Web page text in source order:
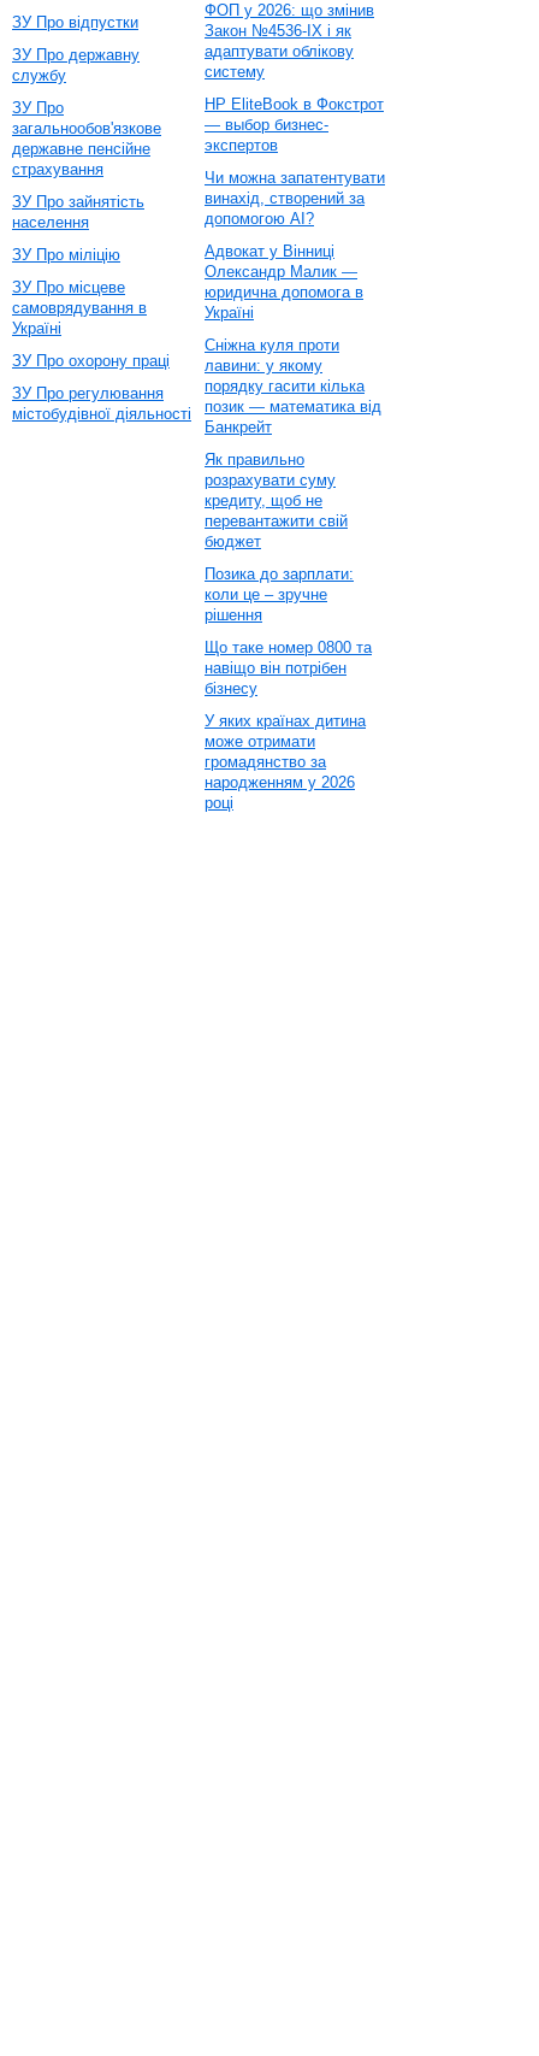
ЗУ Про відпустки
ЗУ Про державну
службу
ЗУ Про
загальнообов'язкове
державне пенсійне
страхування
ЗУ Про зайнятість
населення
ЗУ Про міліцію
ЗУ Про місцеве
самоврядування в
Україні
ЗУ Про охорону праці
ЗУ Про регулювання
містобудівної діяльності
ФОП у 2026: що змінив
Закон №4536-IX і як
адаптувати облікову
систему
HP EliteBook в Фокстрот
— выбор бизнес-
экспертов
Чи можна запатентувати
винахід, створений за
допомогою AI?
Адвокат у Вінниці
Олександр Малик —
юридична допомога в
Україні
Сніжна куля проти
лавини: у якому
порядку гасити кілька
позик — математика від
Банкрейт
Як правильно
розрахувати суму
кредиту, щоб не
перевантажити свій
бюджет
Позика до зарплати:
коли це – зручне
рішення
Що таке номер 0800 та
навіщо він потрібен
бізнесу
У яких країнах дитина
може отримати
громадянство за
народженням у 2026
році